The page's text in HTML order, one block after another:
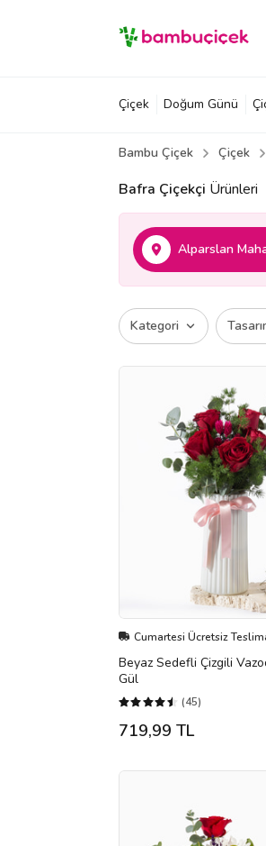
Çiçek Doğum Günü
Bambu Çiçek Çiçek
Bafra Çiçekçi Ürünleri
Alparslan
Kategori
Cumartesi Ücretsiz
Beyaz Sedefli Çizgili
Gül
(45)
719,99 TL